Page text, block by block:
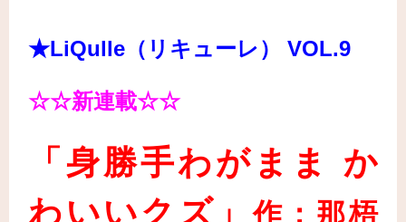
★LiQulle（リキューレ） VOL.9
☆☆新連載☆☆
「身勝手わがまま か
わいいクズ」作：那梧